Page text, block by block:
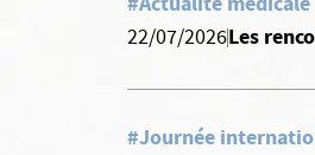
22/07/2026Les
#Journée